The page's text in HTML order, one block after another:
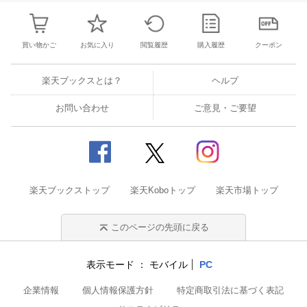
買い物かご お気に入り 閲覧履歴 購入履歴 クーポン
楽天ブックスとは？ ヘルプ
お問い合わせ ご意見・ご要望
楽天ブックストップ 楽天Koboトップ 楽天市場トップ
このページの先頭に戻る
表示モード モバイル PC
企業情報 個人情報保護方針
特定商取引法に基づく表記